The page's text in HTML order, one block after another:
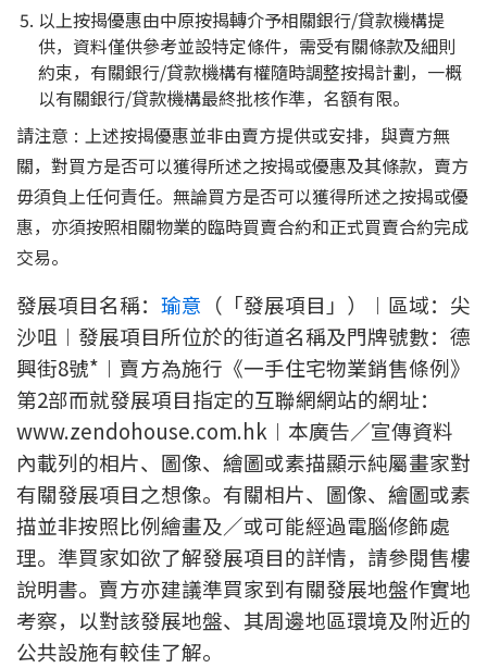
以上按揭優惠由中原按揭轉介予相關銀行/貸款機構提
供，資料僅供參考並設特定條件，需受有關條款及細則
約束，有關銀行/貸款機構有權隨時調整按揭計劃，一概
以有關銀行/貸款機構最終批核作準，名額有限。
請注意 : 上述按揭優惠並非由賣方提供或安排，與賣方無
關，對買方是否可以獲得所述之按揭或優惠及其條款，賣方
毋須負上任何責任。無論買方是否可以獲得所述之按揭或優
惠，亦須按照相關物業的臨時買賣合約和正式買賣合約完成
交易。
發展項目名稱： 瑜意 （「發展項目」）︱區域：尖
沙咀︱發展項目所位於的街道名稱及門牌號數：德
興街8號*︱賣方為施行《一手住宅物業銷售條例》
第2部而就發展項目指定的互聯網網站的網址：
www.zendohouse.com.hk︱本廣告／宣傳資料
內載列的相片、圖像、繪圖或素描顯示純屬畫家對
有關發展項目之想像。有關相片、圖像、繪圖或素
描並非按照比例繪畫及／或可能經過電腦修飾處
理。準買家如欲了解發展項目的詳情，請參閱售樓
說明書。賣方亦建議準買家到有關發展地盤作實地
考察，以對該發展地盤、其周邊地區環境及附近的
公共設施有較佳了解。